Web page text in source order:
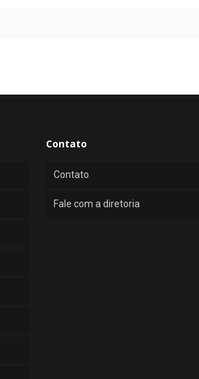
Contato
Contato
Fale com a diretoria